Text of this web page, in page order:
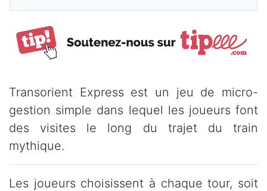
Transorient Express est un jeu de micro-
gestion simple dans lequel les joueurs font
des visites le long du trajet du train
mythique.
Les joueurs choisissent à chaque tour, soit